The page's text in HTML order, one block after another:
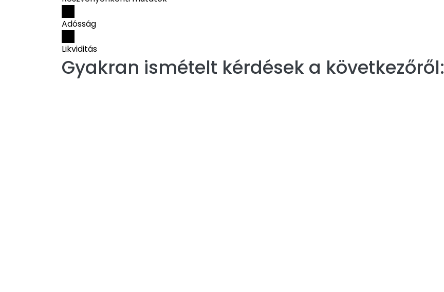
Adósság
Likviditás
Gyakran ismételt kérdések a következőről: